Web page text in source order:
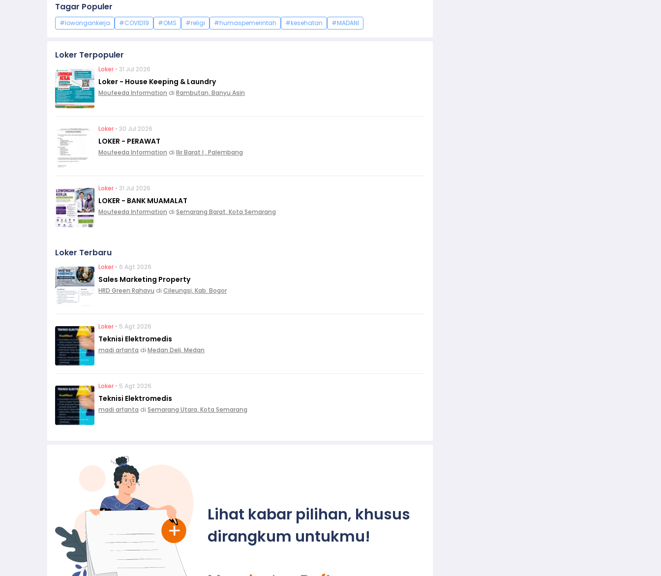
Tagar Populer
#lowongankerja #COVID19 #OMS #religi #humaspemerintah #kesehatan #MADANI
Loker Terpopuler
Loker • 31 Jul 2026
Loker - House Keeping & Laundry
Moufeeda Information di Rambutan, Banyu Asin
Loker • 30 Jul 2026
LOKER - PERAWAT
Moufeeda Information di Ilir Barat I , Palembang
Loker • 31 Jul 2026
LOKER - BANK MUAMALAT
Moufeeda Information di Semarang Barat, Kota Semarang
Loker Terbaru
Loker • 6 Agt 2026
Sales Marketing Property
HRD Green Rahayu di Cileungsi, Kab. Bogor
Loker • 5 Agt 2026
Teknisi Elektromedis
madi arfanta di Medan Deli, Medan
Loker • 5 Agt 2026
Teknisi Elektromedis
madi arfanta di Semarang Utara, Kota Semarang
Lihat kabar pilihan, khusus
dirangkum untukmu!